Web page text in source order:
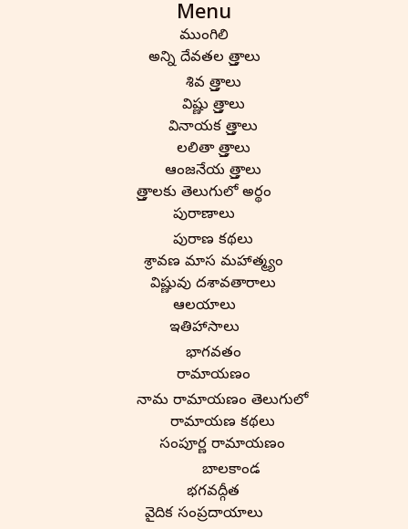
Menu
ముంగిలి
అన్ని దేవతల స్తోత్రాలు
శివ స్తోత్రాలు
విష్ణు స్తోత్రాలు
వినాయక స్తోత్రాలు
లలితా స్తోత్రాలు
ఆంజనేయ స్తోత్రాలు
స్తోత్రాలకు తెలుగులో అర్థం
పురాణాలు
పురాణ కథలు
శ్రావణ మాస మహాత్మ్యం
విష్ణువు దశావతారాలు
ఆలయాలు
ఇతిహాసాలు
భాగవతం
రామాయణం
నామ రామాయణం తెలుగులో
రామాయణ కథలు
సంపూర్ణ రామాయణం
బాలకాండ
భగవద్గీత
వైదిక సంప్రదాయాలు